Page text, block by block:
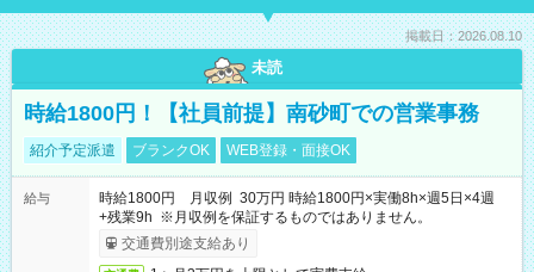
掲載日：2026.08.10
未読
時給1800円！【社員前提】南砂町での営業事務
紹介予定派遣 ブランクOK WEB登録・面接OK
給与
時給1800円 月収例 30万円 時給1800円×実働8h×週5日×4週
+残業9h ※月収例を保証するものではありません。
交通費別途支給あり